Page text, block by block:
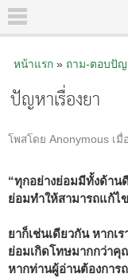
หน้าแรก» ถาม-ตอบปั
ปัญหาเรื่องยา
โพสโดย Anonymous เ
“ทุกอย่างย่อมมีทั้งด้าน
ย่อมทำให้สามารถแก้ไ
ยาก็เช่นเดียวกัน หากเ
ย่อมเกิดโทษมากกว่าคุ
หากท่านผู้อ่านต้องการ